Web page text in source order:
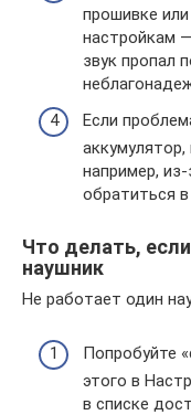
прошивке
настройкам
звук пропал
Если
например,
обратиться
Что делать,
наушник
Не работает один
Попробуйте
этого в
в списке